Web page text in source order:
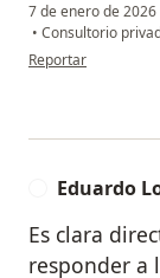
7 de enero de 2026
• Consultorio
en opinión del
Reportar
Eduardo
Es clara
responder a